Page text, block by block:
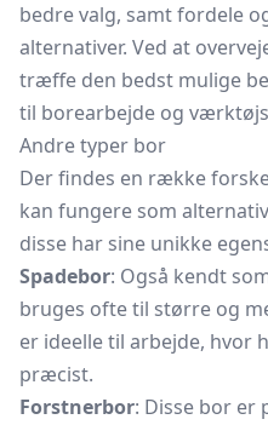
bedre valg, samt fordele
alternativer. Ved at
træffe den bedst mulige
til borearbejde og
Andre typer bor
Der findes en række
kan fungere som
disse har sine unikke
Spadebor: Også kendt
bruges ofte til større og
er ideelle til arbejde, hvor
præcist.
Forstnerbor: Disse bor er